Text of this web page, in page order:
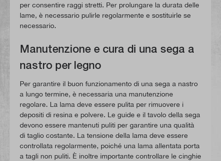
per consentire raggi stretti. Per prolungare la durata delle
lame, è necessario pulirle regolarmente e sostituirle se
necessario.
Manutenzione e cura di una sega a
nastro per legno
Per garantire il buon funzionamento di una sega a nastro
a lungo termine, è necessaria una manutenzione
regolare. La lama deve essere pulita per rimuovere i
depositi di resina e polvere. Le guide e il tavolo della sega
devono essere mantenuti puliti per garantire una qualità
di taglio costante. La tensione della lama deve essere
controllata regolarmente, poiché una lama allentata porta
a tagli non puliti. È inoltre importante controllare le cinghie